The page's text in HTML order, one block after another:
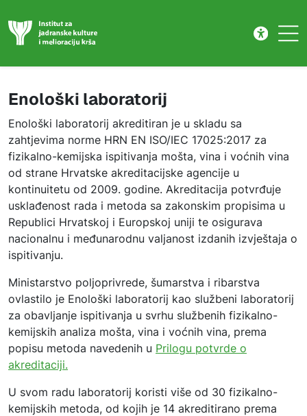
Enološki laboratorij
Enološki laboratorij akreditiran je u skladu sa
zahtjevima norme HRN EN ISO/IEC 17025:2017 za
fizikalno-kemijska ispitivanja mošta, vina i voćnih vina
od strane Hrvatske akreditacijske agencije u
kontinuitetu od 2009. godine. Akreditacija potvrđuje
usklađenost rada i metoda sa zakonskim propisima u
Republici Hrvatskoj i Europskoj uniji te osigurava
nacionalnu i međunarodnu valjanost izdanih izvještaja o
ispitivanju.
Ministarstvo poljoprivrede, šumarstva i ribarstva
ovlastilo je Enološki laboratorij kao službeni laboratorij
za obavljanje ispitivanja u svrhu službenih fizikalno-
kemijskih analiza mošta, vina i voćnih vina, prema
popisu metoda navedenih u Prilogu potvrde o
akreditaciji.
U svom radu laboratorij koristi više od 30 fizikalno-
kemijskih metoda, od kojih je 14 akreditirano prema